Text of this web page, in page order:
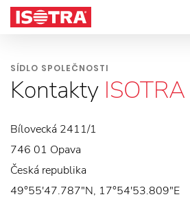
Přeskočit na obsah
SÍDLO SPOLEČNOSTI
Kontakty ISOTRA
Bílovecká 2411/1
746 01 Opava
Česká republika
49°55'47.787"N, 17°54'53.809"E